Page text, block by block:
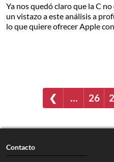
Ya nos quedó claro que la C
un vistazo a este análisis a
lo que quiere ofrecer Apple
❮ … 26
Contacto